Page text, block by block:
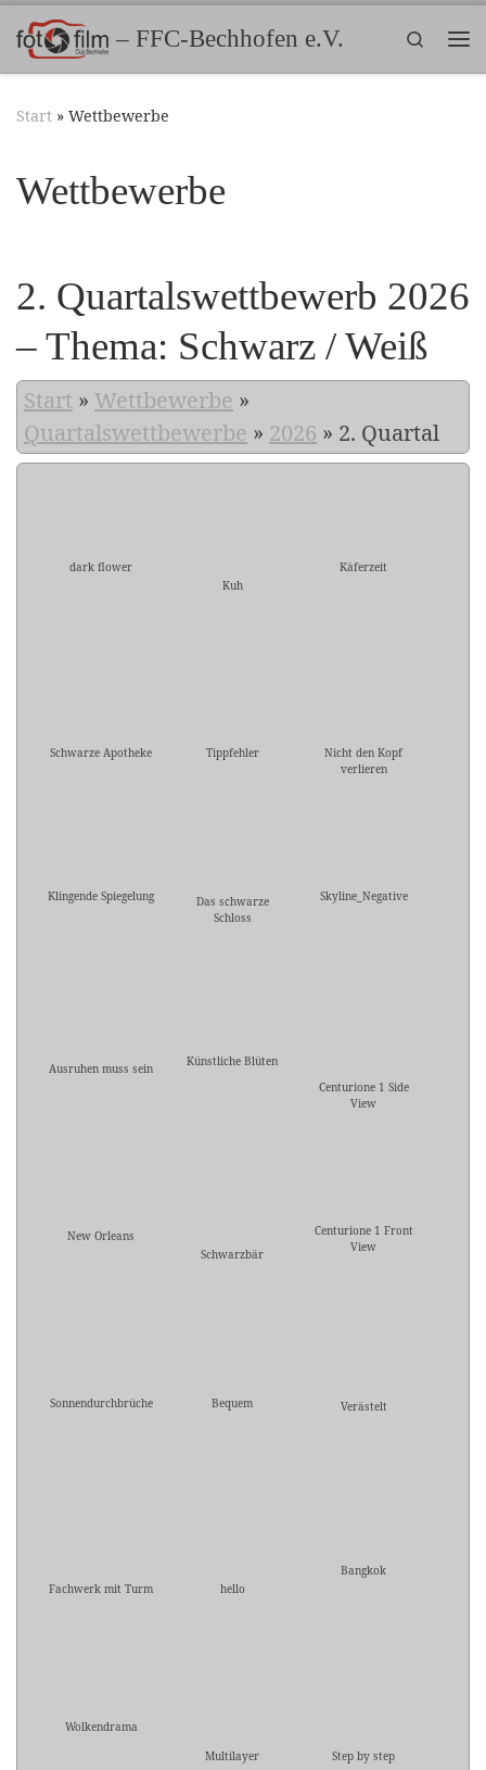
Zum Inhalt springen– FFC-Bechhofen e.V.
Search
Start » Wettbewerbe
Wettbewerbe
2. Quartalswettbewerb 2026
– Thema: Schwarz / Weiß
Start » Wettbewerbe »
Quartalswettbewerbe » 2026 » 2. Quartal
dark flower
Kuh
Käferzeit
Schwarze Apotheke Tippfehler
Nicht den Kopf
verlieren
Klingende Spiegelung
Das schwarze
Schloss
Skyline_Negative
Ausruhen muss sein
Künstliche Blüten
Centurione 1 Side
View
New Orleans
Schwarzbär
Centurione 1 Front
View
Sonnendurchbrüche Bequem Verästelt
Fachwerk mit Turm hello
Bangkok
Wolkendrama
Multilayer
Step by step